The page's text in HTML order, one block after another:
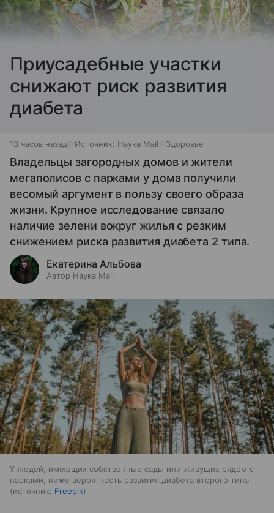
Приусадебные участки
снижают риск развития
диабета
13 часов назад Источник: Наука Mail Здоровье
Владельцы загородных домов и жители
мегаполисов с парками у дома получили
весомый аргумент в пользу своего образа
жизни. Крупное исследование связало
наличие зелени вокруг жилья с резким
снижением риска развития диабета 2 типа.
Екатерина Альбова
Автор Наука Mail
У людей, имеющих собственные сады или живущих рядом с
парками, ниже вероятность развития диабета второго типа
источник: Freepik